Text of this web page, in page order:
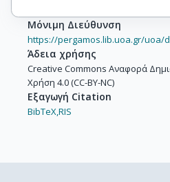
Μόνιμη Διεύθυνση
https://pergamos.lib.uoa.gr/uoa/
Άδεια χρήσης
Creative Commons Αναφορά
Χρήση 4.0 (CC-BY-NC)
Εξαγωγή Citation
BibTeX,RIS